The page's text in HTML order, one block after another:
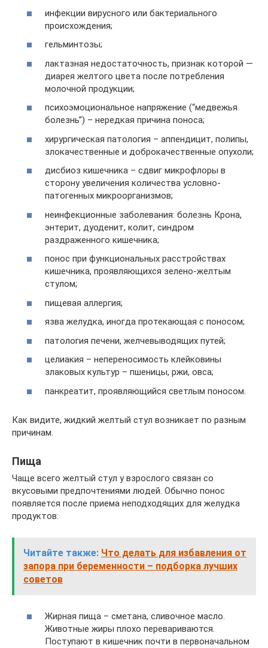
инфекции вирусного или бактериального
происхождения;
гельминтозы;
лактазная недостаточность, признак которой —
диарея желтого цвета после потребления
молочной продукции;
психоэмоциональное напряжение (“медвежья
болезнь”) – нередкая причина поноса;
хирургическая патология – аппендицит, полипы,
злокачественные и доброкачественные опухоли;
дисбиоз кишечника – сдвиг микрофлоры в
сторону увеличения количества условно-
патогенных микроорганизмов;
неинфекционные заболевания: болезнь Крона,
энтерит, дуоденит, колит, синдром
раздраженного кишечника;
понос при функциональных расстройствах
кишечника, проявляющихся зелено-желтым
стулом;
пищевая аллергия;
язва желудка, иногда протекающая с поносом;
патология печени, желчевыводящих путей;
целиакия – непереносимость клейковины
злаковых культур – пшеницы, ржи, овса;
панкреатит, проявляющийся светлым поносом.
Как видите, жидкий желтый стул возникает по разным
причинам.
Пища
Чаще всего желтый стул у взрослого связан со
вкусовыми предпочтениями людей. Обычно понос
появляется после приема неподходящих для желудка
продуктов:
Читайте также: Что делать для избавления от
запора при беременности – подборка лучших
советов
Жирная пища – сметана, сливочное масло.
Животные жиры плохо перевариваются.
Поступают в кишечник почти в первоначальном